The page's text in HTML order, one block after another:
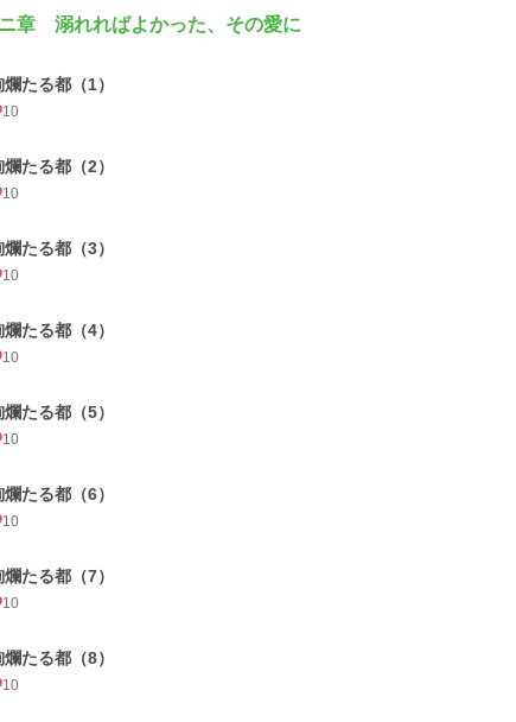
章 溺れればよかった、その愛に
爛たる都（1）
10
爛たる都（2）
10
爛たる都（3）
10
爛たる都（4）
10
爛たる都（5）
10
爛たる都（6）
10
爛たる都（7）
10
爛たる都（8）
10